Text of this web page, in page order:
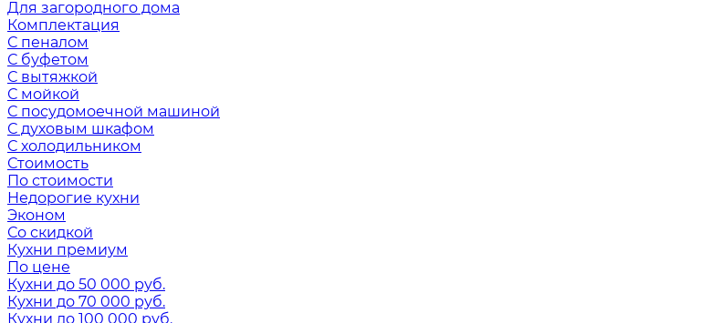
Для загородного дома
Комплектация
С пеналом
С буфетом
С вытяжкой
С мойкой
С посудомоечной машиной
С духовым шкафом
С холодильником
Стоимость
По стоимости
Недорогие кухни
Эконом
Со скидкой
Кухни премиум
По цене
Кухни до 50 000 руб.
Кухни до 70 000 руб.
Кухни до 100 000 руб.